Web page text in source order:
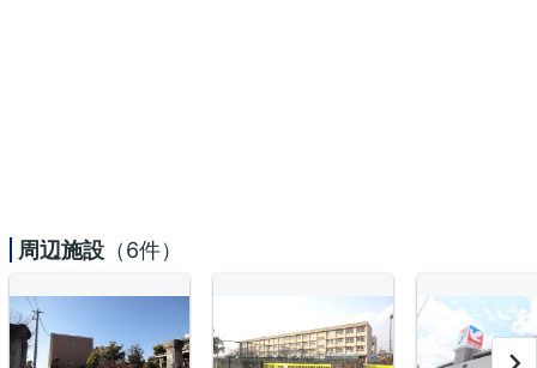
周辺施設 （6件）